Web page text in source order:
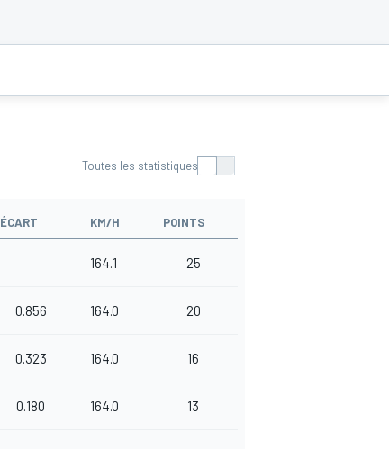
Toutes les statistiques
ÉCART KM/H POINTS
164.1 25
0.856 164.0 20
0.323 164.0 16
0.180 164.0 13